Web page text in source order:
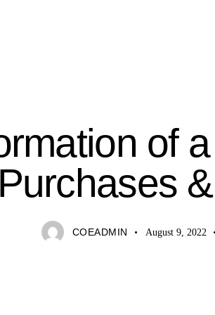
of
COEADMIN August 9, 2022